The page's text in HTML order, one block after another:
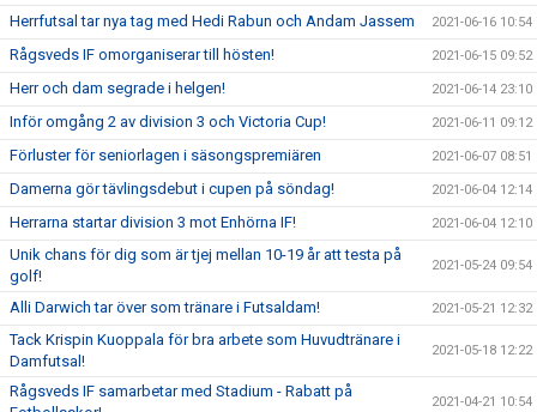
Herrfutsal tar nya tag med Hedi Rabun och Andam Jassem 2021-06-16 10:54
Rågsveds IF omorganiserar till hösten! 2021-06-15 09:52
Herr och dam segrade i helgen! 2021-06-14 23:10
Inför omgång 2 av division 3 och Victoria Cup! 2021-06-11 09:12
Förluster för seniorlagen i säsongspremiären 2021-06-07 08:51
Damerna gör tävlingsdebut i cupen på söndag! 2021-06-04 12:14
Herrarna startar division 3 mot Enhörna IF! 2021-06-04 12:10
Unik chans för dig som är tjej mellan 10-19 år att testa på
golf!
2021-05-24 09:54
Alli Darwich tar över som tränare i Futsaldam! 2021-05-21 12:32
Tack Krispin Kuoppala för bra arbete som Huvudtränare i
Damfutsal!
2021-05-18 12:22
Rågsveds IF samarbetar med Stadium - Rabatt på
2021-04-21 10:54